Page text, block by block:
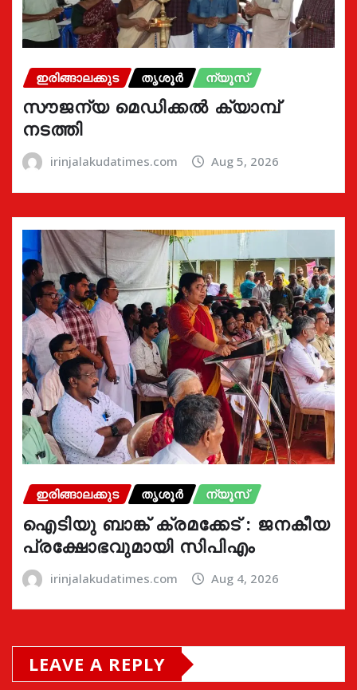
ഇരിങ്ങാലക്കുട തൃശൂർ ന്യൂസ്
സൗജന്യ മെഡിക്കൽ ക്യാമ്പ്
നടത്തി
irinjalakudatimes.com Aug 5, 2026
ഇരിങ്ങാലക്കുട തൃശൂർ ന്യൂസ്
ഐടിയു ബാങ്ക് ക്രമക്കേട് : ജനകീയ
പ്രക്ഷോഭവുമായി സിപിഎം
irinjalakudatimes.com Aug 4, 2026
LEAVE A REPLY